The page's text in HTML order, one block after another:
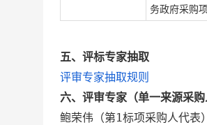
务政府采购
五、评标专家抽取
评审专家抽取规则
六、 评审专家（单一来源采购
鲍荣伟（第1标项采购人代表